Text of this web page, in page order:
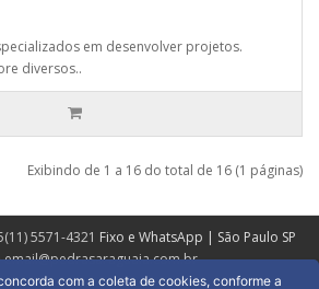
em desenvolver projetos.
diversos..
Exibindo de 1 a 16 do total de 16 (1 páginas)
5571-4321 Fixo e WhatsApp | São Paulo SP
email@pedrasaraguaia.com.br
com a coleta de cookies, conforme a